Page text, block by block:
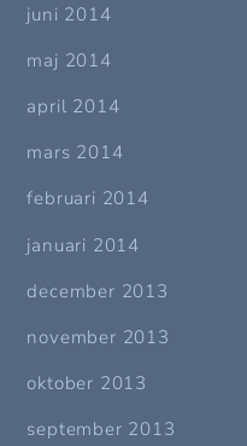
juni 2014
maj 2014
april 2014
mars 2014
februari 2014
januari 2014
december 2013
november 2013
oktober 2013
september 2013